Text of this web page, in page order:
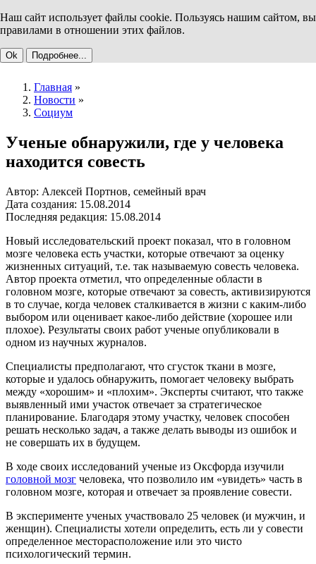
Наш сайт использует файлы cookie. Пользуясь нашим сайтом, вы
правилами в отношении этих файлов.
Ok Подробнее...
Главная »
Новости »
Социум
Ученые обнаружили, где у человека
находится совесть
Автор: Алексей Портнов, семейный врач
Дата создания: 15.08.2014
Последняя редакция: 15.08.2014
Новый исследовательский проект показал, что в головном
мозге человека есть участки, которые отвечают за оценку
жизненных ситуаций, т.е. так называемую совесть человека.
Автор проекта отметил, что определенные области в
головном мозге, которые отвечают за совесть, активизируются
в то случае, когда человек сталкивается в жизни с каким-либо
выбором или оценивает какое-либо действие (хорошее или
плохое). Результаты своих работ ученые опубликовали в
одном из научных журналов.
Специалисты предполагают, что сгусток ткани в мозге,
которые и удалось обнаружить, помогает человеку выбрать
между «хорошим» и «плохим». Эксперты считают, что также
выявленный ими участок отвечает за стратегическое
планирование. Благодаря этому участку, человек способен
решать несколько задач, а также делать выводы из ошибок и
не совершать их в будущем.
В ходе своих исследований ученые из Оксфорда изучили
головной мозг человека, что позволило им «увидеть» часть в
головном мозге, которая и отвечает за проявление совести.
В эксперименте ученых участвовало 25 человек (и мужчин, и
женщин). Специалисты хотели определить, есть ли у совести
определенное месторасположение или это чисто
психологический термин.